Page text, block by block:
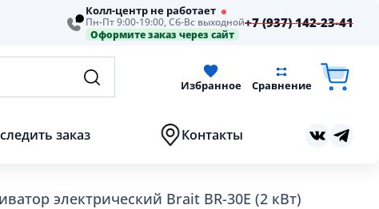
Колл-центр не работает
Пн-Пт 9:00-19:00, Сб-Вс выходной
Оформите заказ через сайт
+7 (937) 142-23-41
Избранное Сравнение
заказ Контакты
электрический Brait BR-30E (2 кВт)